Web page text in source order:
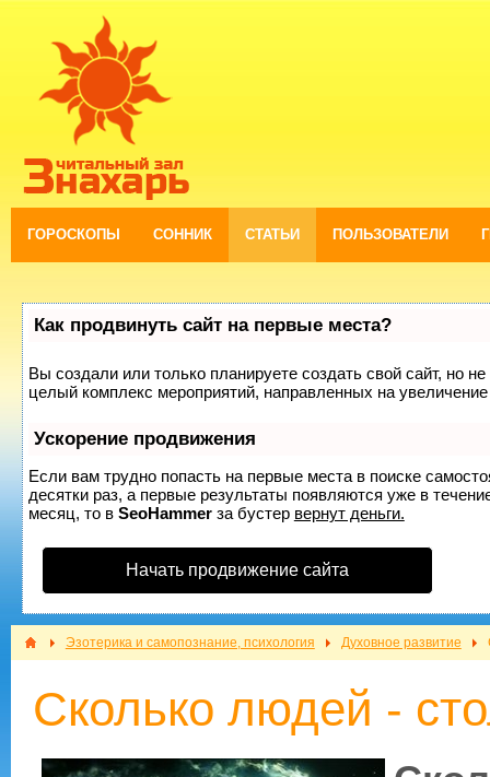
ГОРОСКОПЫ СОННИК СТАТЬИ ПОЛЬЗОВАТЕЛИ
Как продвинуть сайт на первые места?
Вы создали или только планируете создать свой сайт, но
целый комплекс мероприятий, направленных на
Ускорение продвижения
Если вам трудно попасть на первые места в поиске
десятки раз, а первые результаты появляются уже в
месяц, то в SeoHammerза бустер вернут деньги.
Начать продвижение сайта
Эзотерика и самопознание, психология Духовное развитие
Сколько людей -